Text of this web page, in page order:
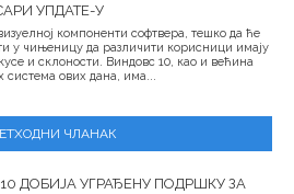
УПДАТЕ-У
компоненти софтвера, тешко да ће
у чињеницу да различити корисници имају
и склоности. Виндовс 10, као и већина
система ових дана, има...
ЧЛАНАК
ДОБИЈА УГРАЂЕНУ ПОДРШКУ ЗА